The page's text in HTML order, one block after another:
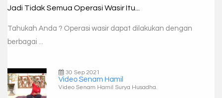
Jadi Tidak Semua Operasi Wasir Itu...
Tahukah Anda ? Operasi wasir dapat dilakukan dengan
berbagai ...
30 Sep 2021
Video Senam Hamil
Video Senam Hamil Surya Husadha.